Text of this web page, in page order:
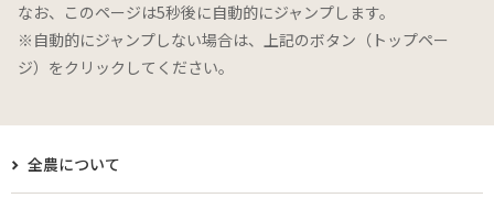
なお、このページは5秒後に自動的にジャンプします。
※自動的にジャンプしない場合は、上記のボタン（トップペー
ジ）をクリックしてください。
全農について